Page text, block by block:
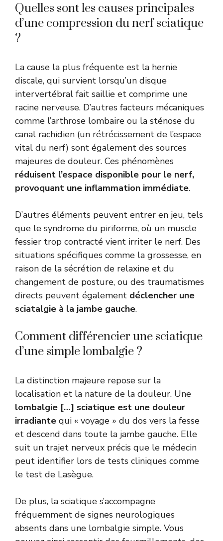
Quelles sont les causes principales
d’une compression du nerf sciatique
?
La cause la plus fréquente est la hernie
discale, qui survient lorsqu’un disque
intervertébral fait saillie et comprime une
racine nerveuse. D’autres facteurs mécaniques
comme l’arthrose lombaire ou la sténose du
canal rachidien (un rétrécissement de l’espace
vital du nerf) sont également des sources
majeures de douleur. Ces phénomènes
réduisent l’espace disponible pour le nerf,
provoquant une inflammation immédiate.
D’autres éléments peuvent entrer en jeu, tels
que le syndrome du piriforme, où un muscle
fessier trop contracté vient irriter le nerf. Des
situations spécifiques comme la grossesse, en
raison de la sécrétion de relaxine et du
changement de posture, ou des traumatismes
directs peuvent également déclencher une
sciatalgie à la jambe gauche.
Comment différencier une sciatique
d’une simple lombalgie ?
La distinction majeure repose sur la
localisation et la nature de la douleur. Une
lombalgie […] sciatique est une douleur
irradiante qui « voyage » du dos vers la fesse
et descend dans toute la jambe gauche. Elle
suit un trajet nerveux précis que le médecin
peut identifier lors de tests cliniques comme
le test de Lasègue.
De plus, la sciatique s’accompagne
fréquemment de signes neurologiques
absents dans une lombalgie simple. Vous